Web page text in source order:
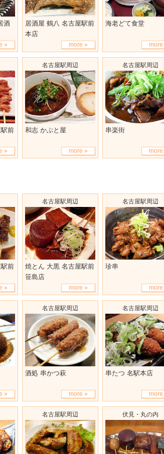
酒
»
居酒屋 鶴八 名古屋駅前
本店
more »
海老どて食堂
more
前
»
名古屋駅周辺
和志 かぶと屋
more »
名古屋駅周辺
串楽街
more
前
»
名古屋駅周辺
焼とん 大黒 名古屋駅前
笹島店
more »
名古屋駅周辺
珍串
more
»
名古屋駅周辺
酒処 串かつ萩
more »
名古屋駅周辺
串たつ 名駅本店
more
名古屋駅周辺 伏見・丸の内